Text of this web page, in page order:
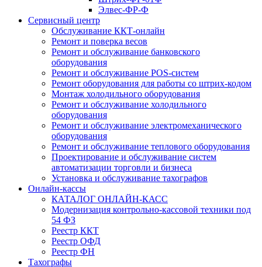
Элвес-ФР-Ф
Сервисный центр
Обслуживание ККТ-онлайн
Ремонт и поверка весов
Ремонт и обслуживание банковского
оборудования
Ремонт и обслуживание POS-систем
Ремонт оборудования для работы со штрих-кодом
Монтаж холодильного оборудования
Ремонт и обслуживание холодильного
оборудования
Ремонт и обслуживание электромеханического
оборудования
Ремонт и обслуживание теплового оборудования
Проектирование и обслуживание систем
автоматизации торговли и бизнеса
Установка и обслуживание тахографов
Онлайн-кассы
КАТАЛОГ ОНЛАЙН-КАСС
Модернизация контрольно-кассовой техники под
54 ФЗ
Реестр ККТ
Реестр ОФД
Реестр ФН
Тахографы